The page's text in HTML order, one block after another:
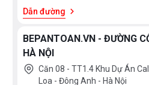
Dẫn đường
BEPANTOAN.VN - ĐƯỜNG
HÀ NỘI
Căn 08 - TT1.4 Khu Dự Án
Loa - Đông Anh - Hà Nội